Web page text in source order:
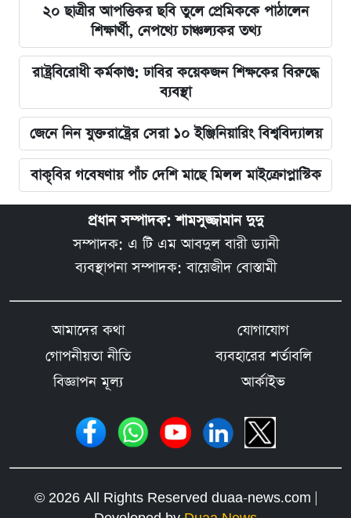
২০ ছাত্রীর আপত্তিকর ছবি তুলে প্রেমিককে পাঠালেন
শিক্ষার্থী, নেপথ্যে চাঞ্চল্যকর তথ্য
রাষ্ট্রবিরোধী কর্মকাণ্ড: ঢাবির কয়েকজন শিক্ষকের বিরুদ্ধে
ব্যবস্থা
জেনে নিন যুক্তরাষ্ট্রের সেরা ১০ ইঞ্জিনিয়ারিং বিশ্ববিদ্যালয়
বাকৃবির গবেষণায় পাঁচ দেশি মাছে মিলল মাইক্রোপ্লাস্টিক
প্রধান সম্পাদক: শামসুজ্জামান দুদু
সম্পাদক: এ টি এম আবদুল বারী ড্যানী
ব্যবস্থাপনা সম্পাদক: বায়েজীদ বোস্তামী
আমাদের কথা
যোগাযোগ
গোপনীয়তা নীতি
ব্যবহারের শর্তাবলি
বিজ্ঞাপন মূল্য
আর্কাইভ
© 2026 All Rights Reserved duaa-news.com |